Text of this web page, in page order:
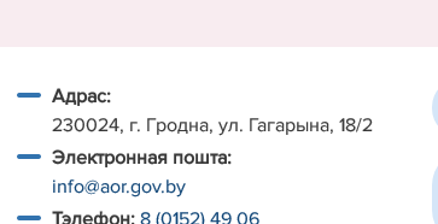
Адрас:
230024, г. Гродна, ул. Гагарына, 18/2
Электронная пошта:
info@aor.gov.by
Тэлефон: 8 (0152) 49 06